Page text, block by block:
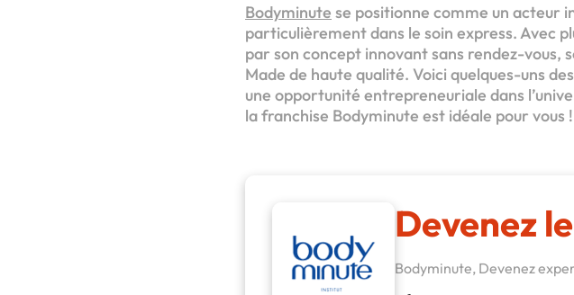
Bodyminute se positionne comme un acteur
particulièrement dans le soin express. Avec
par son concept innovant sans rendez-vous,
Made de haute qualité. Voici quelques-uns
une opportunité entrepreneuriale dans
la franchise Bodyminute est idéale pour vous !
Devenez
Bodyminute, Devenez